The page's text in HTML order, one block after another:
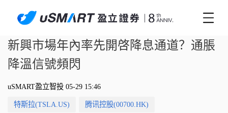
新興市場年內率先開啓降息通道？通脹
降溫信號頻閃
uSMART盈立智投 05-29 15:46
特斯拉(TSLA.US) 腾讯控股(00700.HK)